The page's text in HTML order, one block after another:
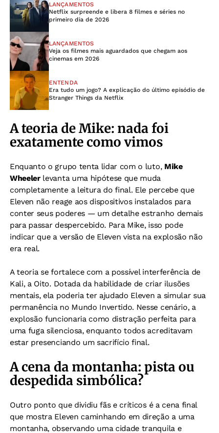
LANÇAMENTOS
Netflix surpreende e libera 8 filmes e séries no
primeiro dia de 2026
LANÇAMENTOS
Veja os filmes mais aguardados que chegam aos
cinemas em 2026
ENTENDA
Era tudo um jogo? A explicação do último episódio de
Stranger Things da Netflix
A teoria de Mike: nada foi
exatamente como vimos
Enquanto o grupo tenta lidar com o luto, Mike
Wheelerlevanta uma hipótese que muda
completamente a leitura do final. Ele percebe que
Eleven não reage aos dispositivos instalados para
conter seus poderes — um detalhe estranho demais
para passar despercebido. Para Mike, isso pode
indicar que a versão de Eleven vista na explosão não
era real.
A teoria se fortalece com a possível interferência de
Kali, a Oito. Dotada da habilidade de criar ilusões
mentais, ela poderia ter ajudado Eleven a simular sua
permanência no Mundo Invertido. Nesse cenário, a
explosão funcionaria como distração perfeita para
uma fuga silenciosa, enquanto todos acreditavam
estar presenciando um sacrifício final.
A cena da montanha: pista ou
despedida simbólica?
Outro ponto que dividiu fãs e críticos é a cena final
que mostra Eleven caminhando em direção a uma
montanha, observando uma cidade tranquila e